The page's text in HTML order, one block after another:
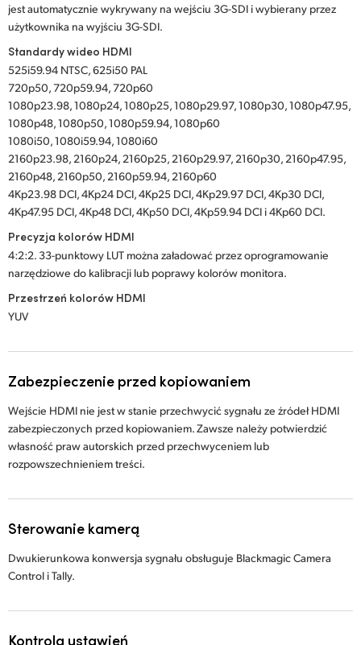
jest automatycznie wykrywany na wejściu 3G-SDI i wybierany przez
użytkownika na wyjściu 3G-SDI.
Standardy wideo HDMI
525i59.94 NTSC, 625i50 PAL
720p50, 720p59.94, 720p60
1080p23.98, 1080p24, 1080p25, 1080p29.97, 1080p30, 1080p47.95,
1080p48, 1080p50, 1080p59.94, 1080p60
1080i50, 1080i59.94, 1080i60
2160p23.98, 2160p24, 2160p25, 2160p29.97, 2160p30, 2160p47.95,
2160p48, 2160p50, 2160p59.94, 2160p60
4Kp23.98 DCI, 4Kp24 DCI, 4Kp25 DCI, 4Kp29.97 DCI, 4Kp30 DCI,
4Kp47.95 DCI, 4Kp48 DCI, 4Kp50 DCI, 4Kp59.94 DCI i 4Kp60 DCI.
Precyzja kolorów HDMI
4:2:2. 33-punktowy LUT można załadować przez oprogramowanie
narzędziowe do kalibracji lub poprawy kolorów monitora.
Przestrzeń kolorów HDMI
YUV
Zabezpieczenie przed kopiowaniem
Wejście HDMI nie jest w stanie przechwycić sygnału ze źródeł HDMI
zabezpieczonych przed kopiowaniem. Zawsze należy potwierdzić
własność praw autorskich przed przechwyceniem lub
rozpowszechnieniem treści.
Sterowanie kamerą
Dwukierunkowa konwersja sygnału obsługuje Blackmagic Camera
Control i Tally.
Kontrola ustawień